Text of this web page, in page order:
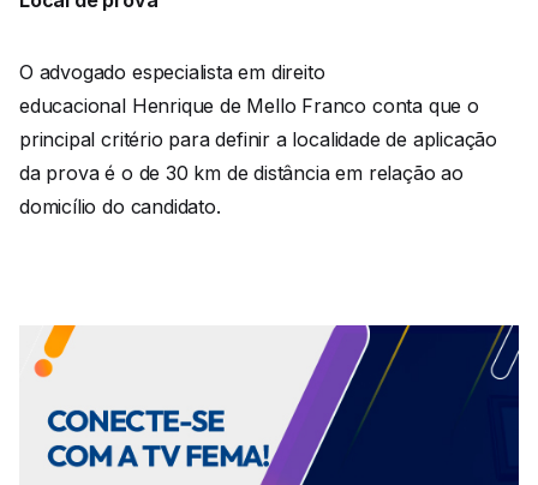
O advogado especialista em direito
educacional Henrique de Mello Franco conta que o
principal critério para definir a localidade de aplicação
da prova é o de 30 km de distância em relação ao
domicílio do candidato.